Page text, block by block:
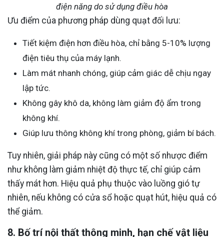
điện năng do sử dụng điều hòa
Ưu điểm của phương pháp dùng quạt đối lưu:
Tiết kiệm điện hơn điều hòa, chỉ bằng 5-10% lượng
điện tiêu thụ của máy lạnh.
Làm mát nhanh chóng, giúp cảm giác dễ chịu ngay
lập tức.
Không gây khô da, không làm giảm độ ẩm trong
không khí.
Giúp lưu thông không khí trong phòng, giảm bí bách.
Tuy nhiên, giải pháp này cũng có một số nhược điểm
như không làm giảm nhiệt độ thực tế, chỉ giúp cảm
thấy mát hơn. Hiệu quả phụ thuộc vào luồng gió tự
nhiên, nếu không có cửa sổ hoặc quạt hút, hiệu quả có
thể giảm.
8. Bố trí nội thất thông minh, hạn chế vật liệu